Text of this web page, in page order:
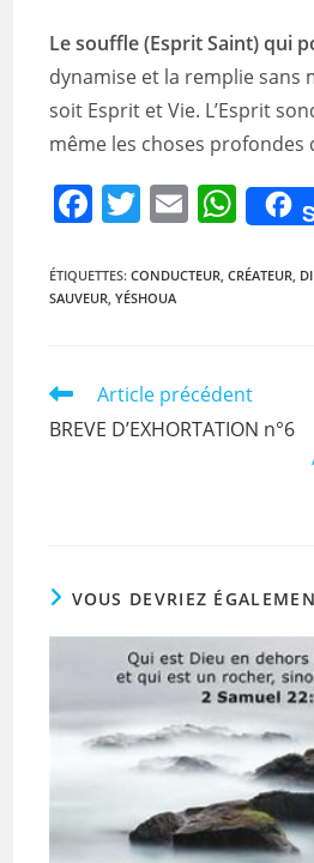
Le souffle (Esprit Saint) qui
dynamise et la remplie sans
soit Esprit et Vie. L’Esprit
même les choses profondes
F
c
e
o
o
T
itt
er
E
ai
W
h
at
p
p
ÉTIQUETTES:CONDUCTEUR CRÉATEUR
SAUVEUR YÉSHOUA
Read
articles
Article précédent
BREVE D’EXHORTATION n°6
VOUS DEVRIEZ